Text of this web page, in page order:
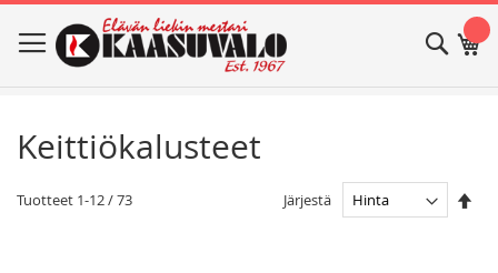
to
Content
Haku
Keittiökalusteet
Tuotteet 1-12/73 Järjestä